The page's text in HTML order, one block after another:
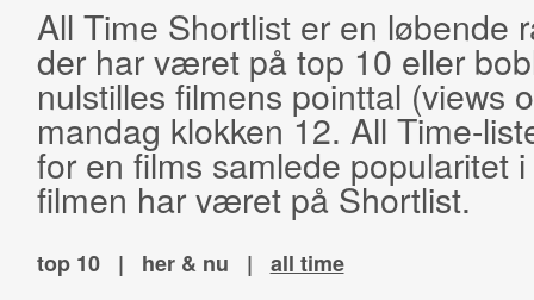
All Time Shortlist er en løbende
der har været på top 10 eller
nulstilles filmens pointtal (views
mandag klokken 12. All Time-
for en films samlede popularitet
filmen har været på Shortlist.
top 10 | her & nu | all time